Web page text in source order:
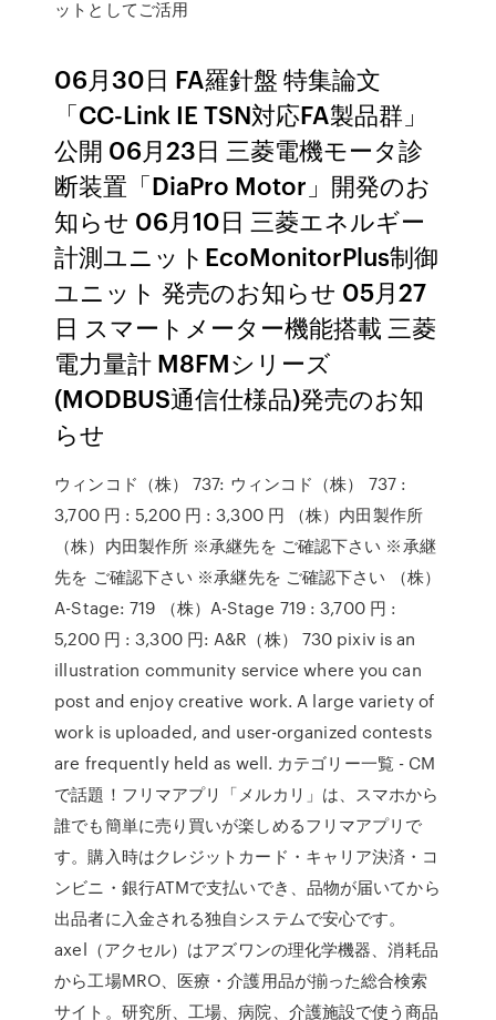
ットとしてご活用
06月30日 FA羅針盤 特集論文
「CC-Link IE TSN対応FA製品群」
公開 06月23日 三菱電機モータ診
断装置「DiaPro Motor」開発のお
知らせ 06月10日 三菱エネルギー
計測ユニットEcoMonitorPlus制御
ユニット 発売のお知らせ 05月27
日 スマートメーター機能搭載 三菱
電力量計 M8FMシリーズ
(MODBUS通信仕様品)発売のお知
らせ
ウィンコド（株） 737: ウィンコド（株） 737 :
3,700 円 : 5,200 円 : 3,300 円 （株）内田製作所
（株）内田製作所 ※承継先を ご確認下さい ※承継
先を ご確認下さい ※承継先を ご確認下さい （株）
A-Stage: 719 （株）A-Stage 719 : 3,700 円 :
5,200 円 : 3,300 円: A&R（株） 730 pixiv is an
illustration community service where you can
post and enjoy creative work. A large variety of
work is uploaded, and user-organized contests
are frequently held as well. カテゴリー一覧 - CM
で話題！フリマアプリ「メルカリ」は、スマホから
誰でも簡単に売り買いが楽しめるフリマアプリで
す。購入時はクレジットカード・キャリア決済・コ
ンビニ・銀行ATMで支払いでき、品物が届いてから
出品者に入金される独自システムで安心です。
axel（アクセル）はアズワンの理化学機器、消耗品
から工場MRO、医療・介護用品が揃った総合検索
サイト。研究所、工場、病院、介護施設で使う商品